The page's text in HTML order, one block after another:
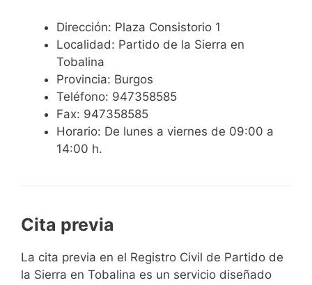
Dirección: Plaza Consistorio 1
Localidad: Partido de la Sierra en
Tobalina
Provincia: Burgos
Teléfono: 947358585
Fax: 947358585
Horario: De lunes a viernes de 09:00 a
14:00 h.
Cita previa
​​​​​​​​​​​​​​​​​​​​​​​​​​​​La cita previa en el Registro Civil de Partido de
la Sierra en Tobalina es un servicio diseñado